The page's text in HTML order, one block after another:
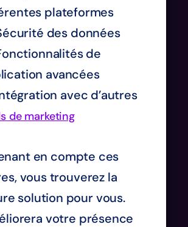
plateformes
des données
de
avancées
avec d’autres
de marketing
en compte ces
vous trouverez la
solution pour vous.
votre présence